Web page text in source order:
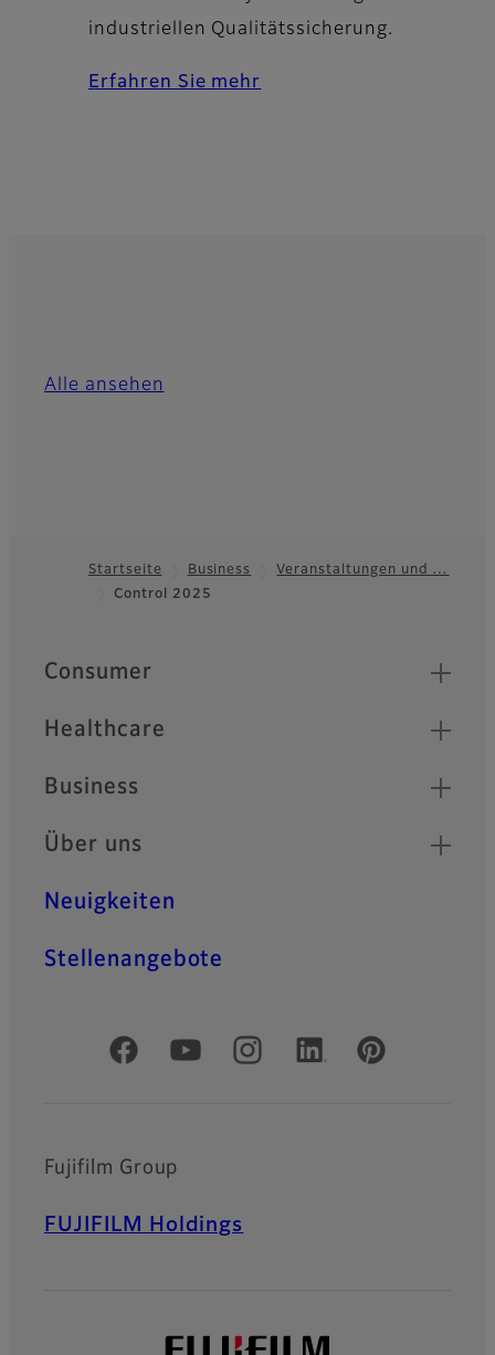
industriellen Qualitätssicherung.
Erfahren Sie mehr
Alle ansehen
Startseite Business
Veranstaltungen und …
Control 2025
Quick Links
Consumer
Healthcare
Business
Über uns
Neuigkeiten
Stellenangebote
Offizielle soziale Medien
Fujifilm Group
FUJIFILM Holdings